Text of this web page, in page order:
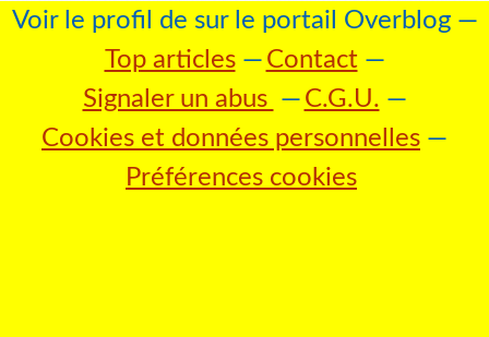
Voir le profil de sur le portail Overblog
Top articles
Contact
Signaler un abus
C.G.U.
Cookies et données personnelles
Préférences cookies